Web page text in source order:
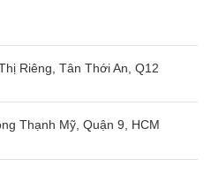
Riêng, Tân Thới An, Q12
Thạnh Mỹ, Quận 9, HCM